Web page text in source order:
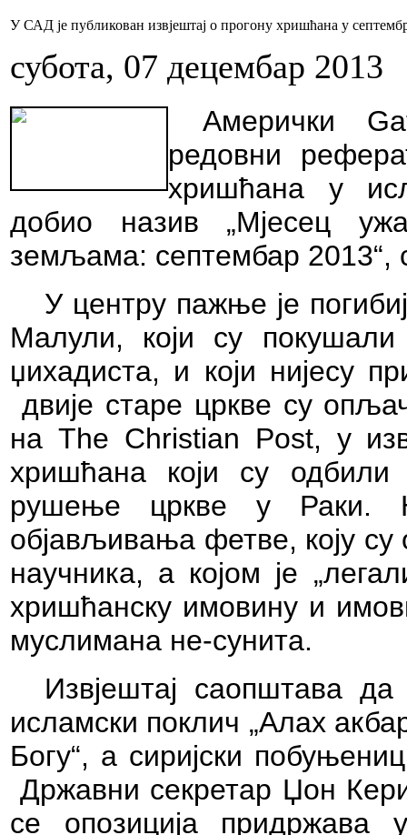
У САД је публикован извјештај о прогону хришћана у
субота, 07 децембар 2013
Амерички
редовни
хришћана у
добио назив „Мјесец
земљама: септембар 2013“,
У центру пажње је
Малули, који су
џихадиста, и који нијесу
двије старе цркве су
на The Christian Post, у
хришћана који су
рушење цркве у Раки.
објављивања фетве, коју
научника, а којом је
хришћанску имовину и
муслимана не-сунита.
Извјештај саопштава
исламски поклич „Алах
Богу“, а сиријски
Државни секретар Џон
се опозиција придржава